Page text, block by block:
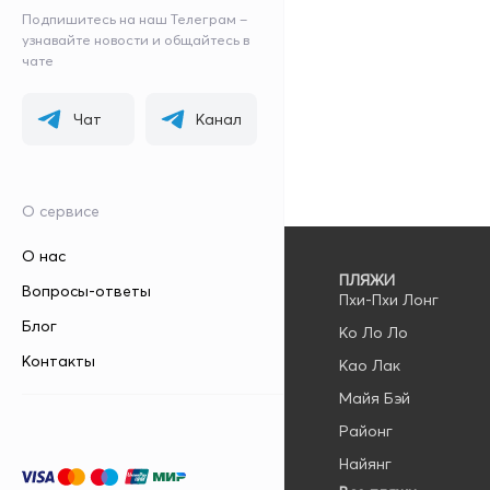
Подпишитесь на наш Телеграм –
узнавайте новости и общайтесь в
чате
Чат Канал
О сервисе
О нас
Вопросы-ответы
Блог
Контакты
ПЛЯЖИ
Пхи-Пхи Лонг
Ко Ло Ло
Као Лак
Майя Бэй
Районг
Найянг